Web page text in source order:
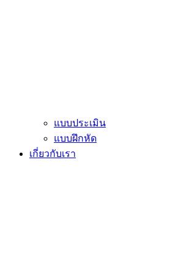
แบบประเมิน
แบบฝึกหัด
เกี่ยวกับเรา